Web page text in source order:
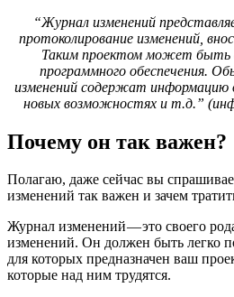
“Журнал изменений
протоколирование изменений,
Таким проектом может быть
программного обеспечения.
изменений содержат информацию
новых возможностях и т.д.”
Почему он так важен?
Полагаю, даже сейчас вы
изменений так важен и зачем
Журнал изменений — это своего
изменений. Он должен быть легко
для которых предназначен ваш
которые над ним трудятся.